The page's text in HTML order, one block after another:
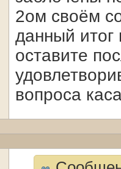
2ом своём
данный
оставите
вопроса